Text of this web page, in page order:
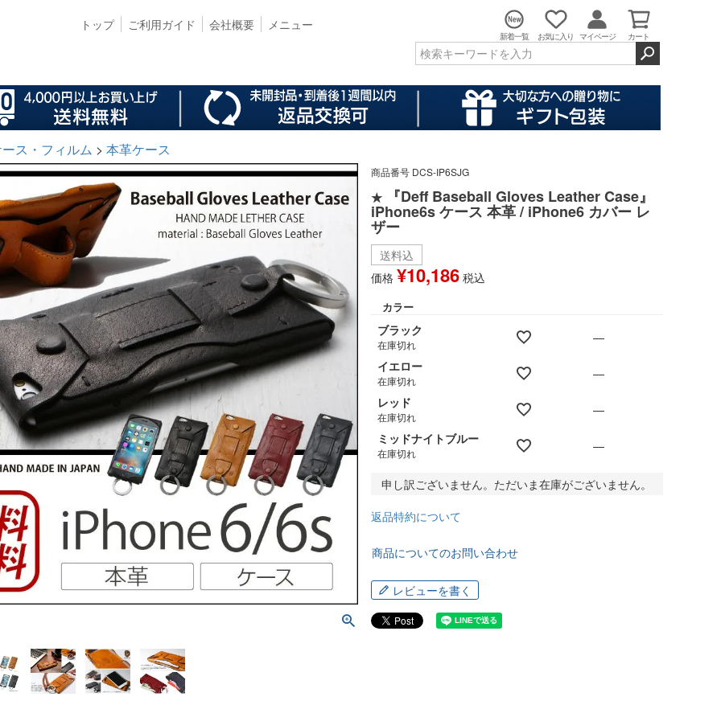
トップ ご利用ガイド 会社概要 メニュー
新着一覧 お気に入り マイページ カート
ス・フィルム 本革ケース
商品番号 DCS-IP6SJG
★ 『Deff Baseball Gloves Leather Case』
iPhone6s ケース 本革 / iPhone6 カバー レ
ザー
送料込
価格 ¥10,186 税込
カラー
ブラック
在庫切れ
—
イエロー
在庫切れ
—
レッド
在庫切れ
—
ミッドナイトブルー
在庫切れ —
申し訳ございません。ただいま在庫がございません。
返品特約について
商品についてのお問い合わせ
レビューを書く